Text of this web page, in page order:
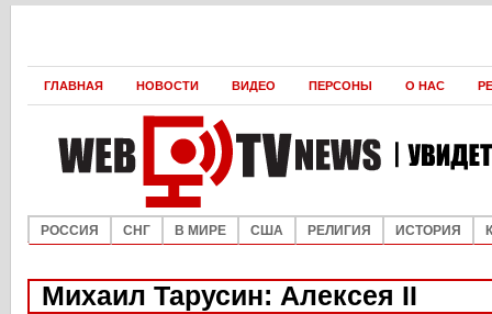
ГЛАВНАЯ НОВОСТИ ВИДЕО ПЕРСОНЫ О НАС
РОССИЯ СНГ В МИРЕ США РЕЛИГИЯ ИСТОРИЯ
Михаил Тарусин: Алексея II